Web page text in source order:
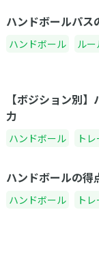
ハンドボールパス
ハンドボール ルー
【ボジション別
力
ハンドボール ト
ハンドボールの得
ハンドボール ト